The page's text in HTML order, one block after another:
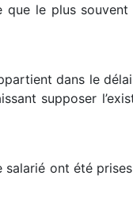
que le plus
dans le
supposer
salarié ont été